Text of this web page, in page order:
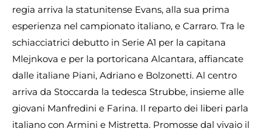
regia arriva la statunitense Evans, alla sua prima
esperienza nel campionato italiano, e Carraro. Tra le
schiacciatrici debutto in Serie A1 per la capitana
Mlejnkova e per la portoricana Alcantara, affiancate
dalle italiane Piani, Adriano e Bolzonetti. Al centro
arriva da Stoccarda la tedesca Strubbe, insieme alle
giovani Manfredini e Farina. Il reparto dei liberi parla
italiano con Armini e Mistretta. Promosse dal vivaio il